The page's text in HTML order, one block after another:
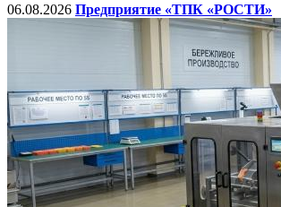
06.08.2026 Предприятие «ТПК «РОСТИ»